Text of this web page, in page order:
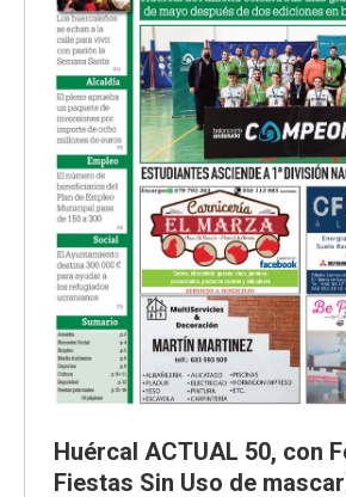
Huércal ACTUAL 50, con
Fiestas Sin Uso de